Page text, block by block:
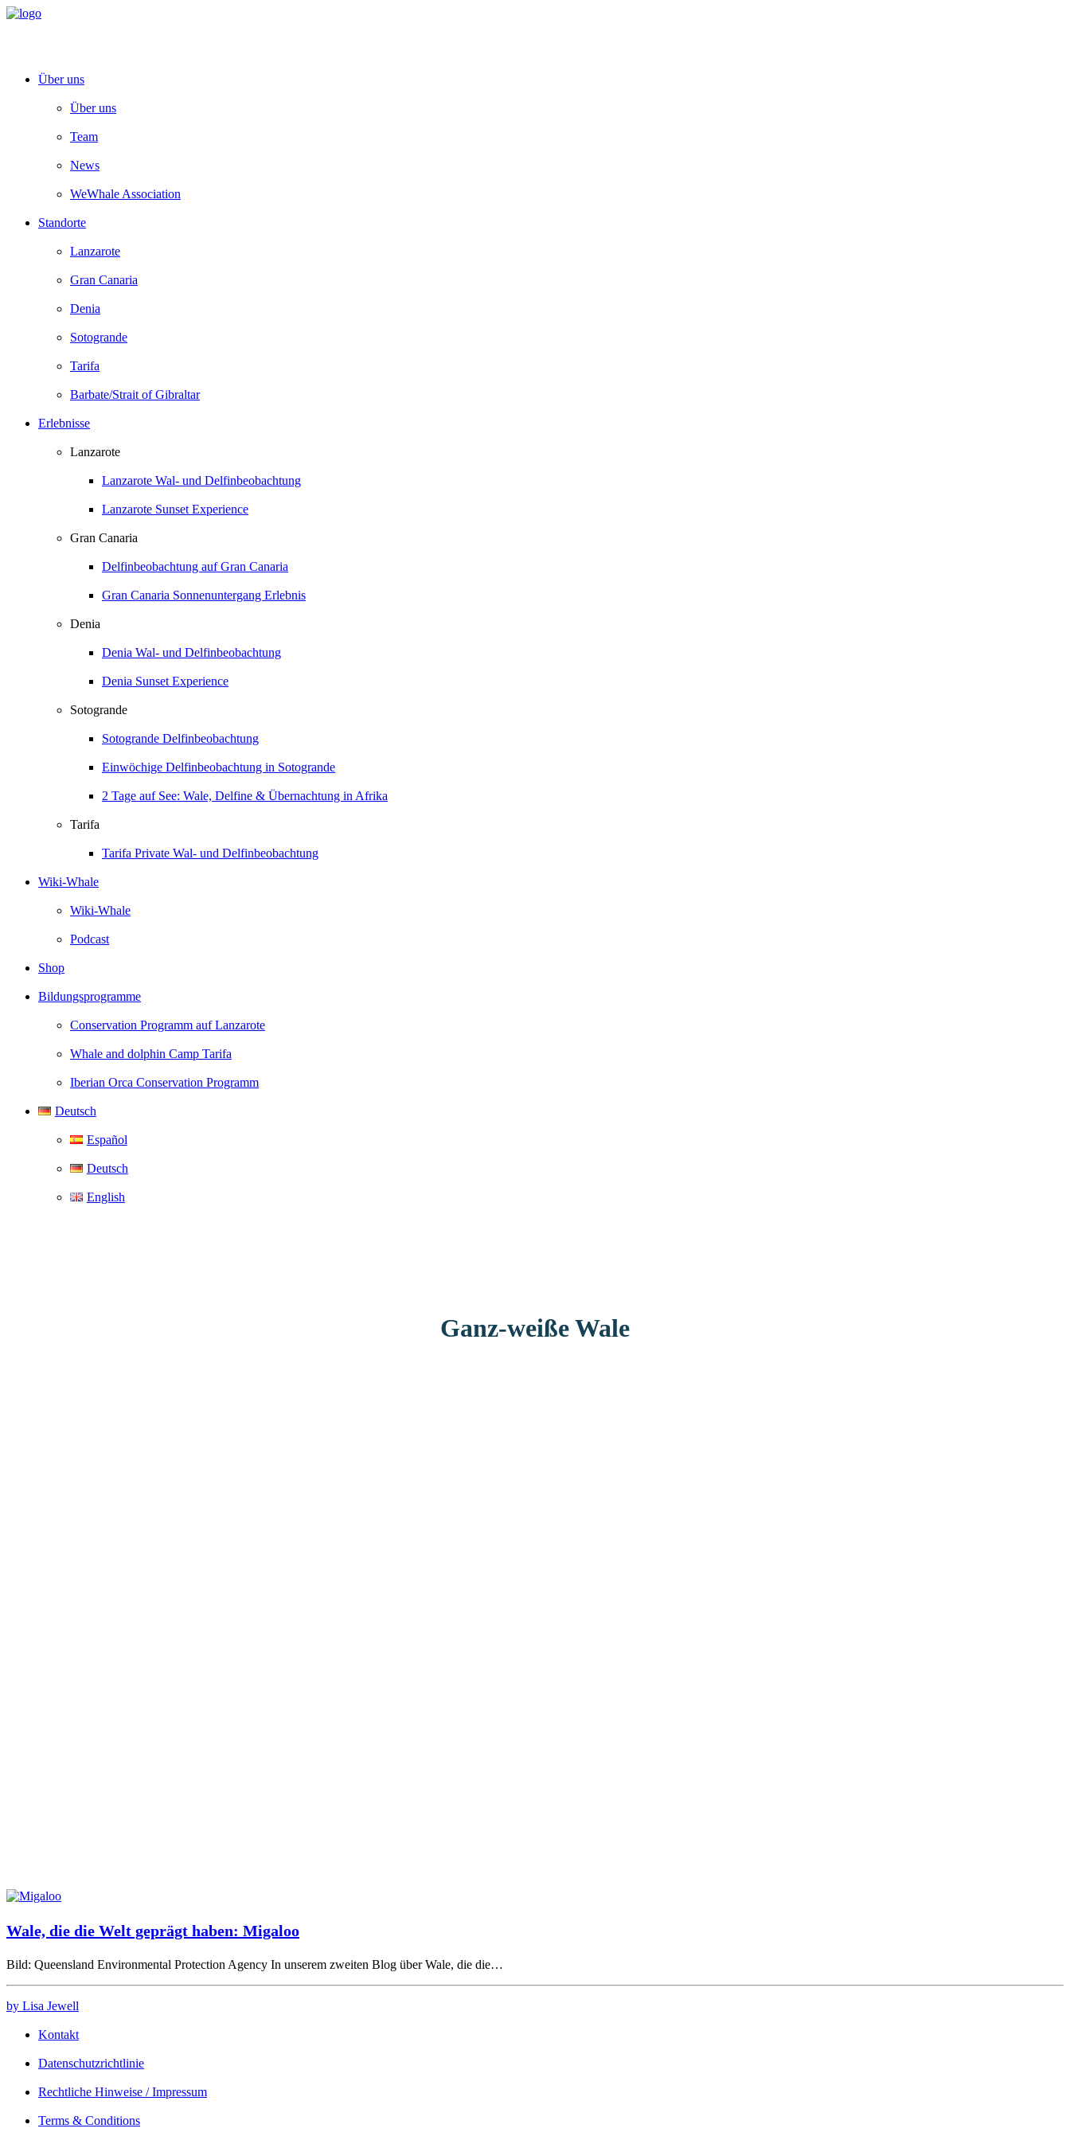
Über uns
Über uns
Team
News
WeWhale Association
Standorte
Lanzarote
Gran Canaria
Denia
Sotogrande
Tarifa
Barbate/Strait of Gibraltar
Erlebnisse
Lanzarote
Lanzarote Wal- und Delfinbeobachtung
Lanzarote Sunset Experience
Gran Canaria
Delfinbeobachtung auf Gran Canaria
Gran Canaria Sonnenuntergang Erlebnis
Denia
Denia Wal- und Delfinbeobachtung
Denia Sunset Experience
Sotogrande
Sotogrande Delfinbeobachtung
Einwöchige Delfinbeobachtung in Sotogrande
2 Tage auf See: Wale, Delfine & Übernachtung in Afrika
Tarifa
Tarifa Private Wal- und Delfinbeobachtung
Wiki-Whale
Wiki-Whale
Podcast
Shop
Bildungsprogramme
Conservation Programm auf Lanzarote
Whale and dolphin Camp Tarifa
Iberian Orca Conservation Programm
Deutsch
Español
Deutsch
English
Ganz-weiße Wale
Wale, die die Welt geprägt haben: Migaloo
Bild: Queensland Environmental Protection Agency In unserem zweiten Blog über Wale, die die…
by Lisa Jewell
Kontakt
Datenschutzrichtlinie
Rechtliche Hinweise / Impressum
Terms & Conditions